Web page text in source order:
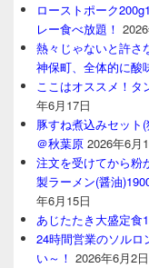
ローストポーク
レー食べ放題！
熱々じゃないと許さ
神保町、全体的に酸
ここはオススメ！タ
年6月17日
豚すね煮込みセット
＠秋葉原 2026年6月
注文を受けてから粉
製ラーメン(醤油
年6月15日
あじたたき大盛定食
24時間営業のソルロ
い～！ 2026年6月2日